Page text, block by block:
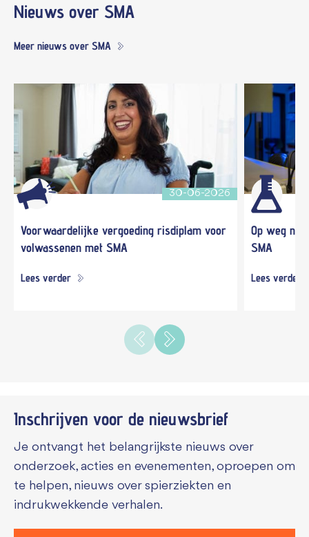
Nieuws over SMA
Meer nieuws over SMA
30-06-2026
Voorwaardelijke vergoeding risdiplam voor
volwassenen met SMA
Lees verder
Op weg
SMA
Lees verder
Inschrijven voor de nieuwsbrief
Je ontvangt het belangrijkste nieuws over
onderzoek, acties en evenementen, oproepen om
te helpen, nieuws over spierziekten en
indrukwekkende verhalen.